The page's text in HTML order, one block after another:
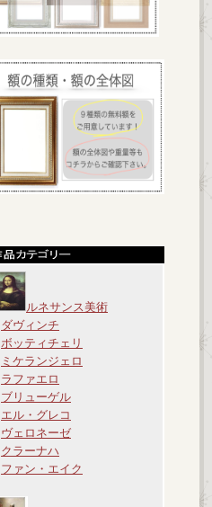
ルネサンス美術
ダヴィンチ
ボッティチェリ
ミケランジェロ
ラファエロ
ブリューゲル
エル・グレコ
ヴェロネーゼ
クラーナハ
ファン・エイク